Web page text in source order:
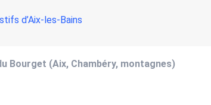
d’Aix-les-Bains
Bourget (Aix, Chambéry, montagnes)